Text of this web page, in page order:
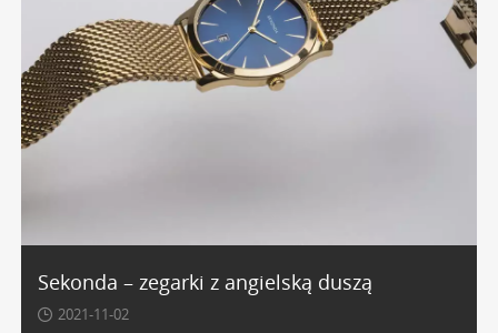
Sekonda – zegarki z angielską duszą
2021-11-02